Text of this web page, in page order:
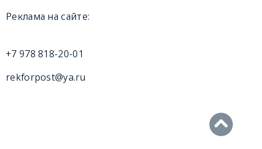
Реклама на сайте:
+7 978 818-20-01
rekforpost@ya.ru